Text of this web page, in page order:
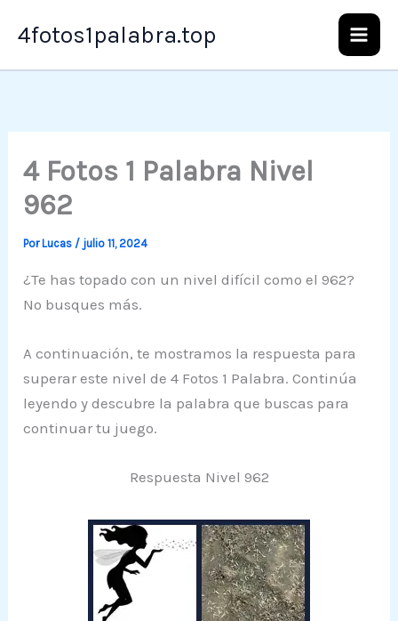
4fotos1palabra.top
4 Fotos 1 Palabra Nivel
962
PorLucas / julio 11, 2024
¿Te has topado con un nivel difícil como el 962?
No busques más.
A continuación, te mostramos la respuesta para
superar este nivel de 4 Fotos 1 Palabra. Continúa
leyendo y descubre la palabra que buscas para
continuar tu juego.
Respuesta Nivel 962